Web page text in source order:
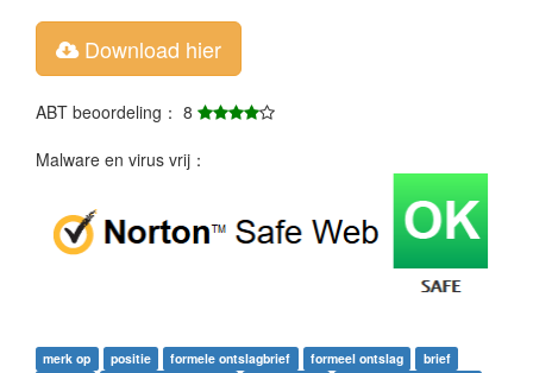
Download hier
ABT beoordeling： 8
Malware en virus vrij：
merk op positie formele ontslagbrief formeel ontslag
brief